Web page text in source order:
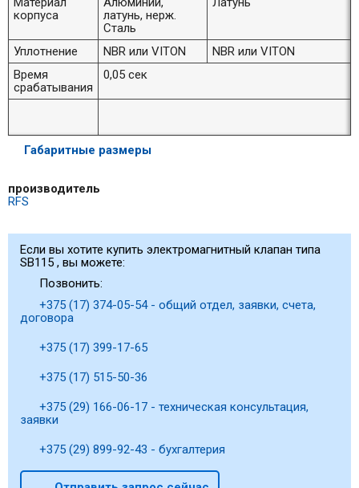
корпуса
латунь, нерж.
Сталь
Уплотнение NBR или VITON
NBR или VITON
Время
срабатывания
0,05 сек
Габаритные размеры
производитель
RFS
Если вы хотите купить электромагнитный клапан типа
SB115 , вы можете:
Позвонить:
+375 (17) 374-05-54 - общий отдел, заявки, счета,
договора
+375 (17) 399-17-65
+375 (17) 515-50-36
+375 (29) 166-06-17 - техническая консультация,
заявки
+375 (29) 899-92-43 - бухгалтерия